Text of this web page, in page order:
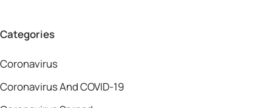
Categories
Coronavirus
Coronavirus And COVID-19